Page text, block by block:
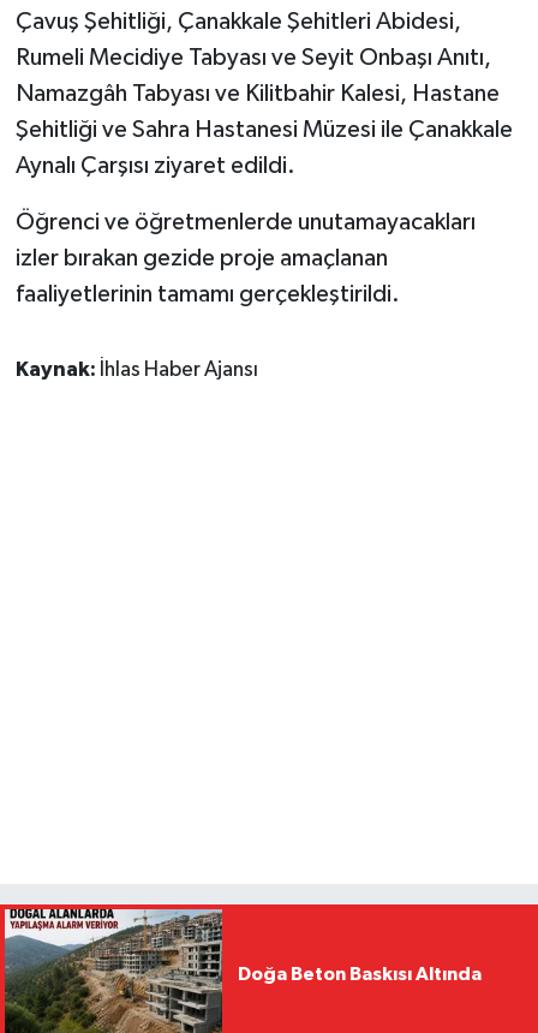
Çavuş Şehitliği, Çanakkale Şehitleri Abidesi,
Rumeli Mecidiye Tabyası ve Seyit Onbaşı Anıtı,
Namazgâh Tabyası ve Kilitbahir Kalesi, Hastane
Şehitliği ve Sahra Hastanesi Müzesi ile Çanakkale
Aynalı Çarşısı ziyaret edildi.
Öğrenci ve öğretmenlerde unutamayacakları
izler bırakan gezide proje amaçlanan
faaliyetlerinin tamamı gerçekleştirildi.
Kaynak: İhlas Haber Ajansı
Doğa Beton Baskısı Altında